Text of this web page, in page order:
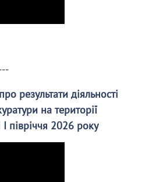
результати діяльності
на території
півріччя 2026 року